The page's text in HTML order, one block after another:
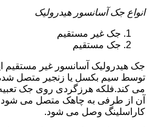
انواع جک آسانسور هیدرولیک
جک غیر مستقیم
جک مستقیم
جک هیدرولیک آسانسور غیر مستقیم
توسط سیم بکسل یا زنجیر متصل شده
می کند.فلکه هرزگردی روی جک
آن از طرفی به چاهک متصل می شود
کاراسلینگ وصل می شود.